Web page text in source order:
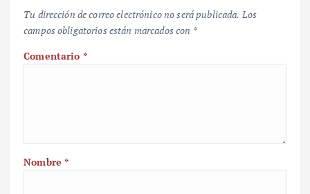
Tu dirección de correo electrónico no será publicada. Los
campos obligatorios están marcados con *
Comentario *
Nombre*